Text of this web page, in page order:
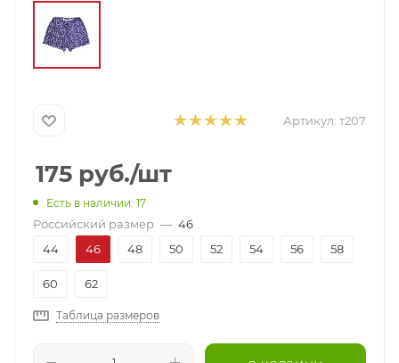
Артикул: т207
175 руб./шт
Есть в наличии: 17
Российский размер — 46
44
46 48 50 52 54 56 58
60 62
Таблица размеров